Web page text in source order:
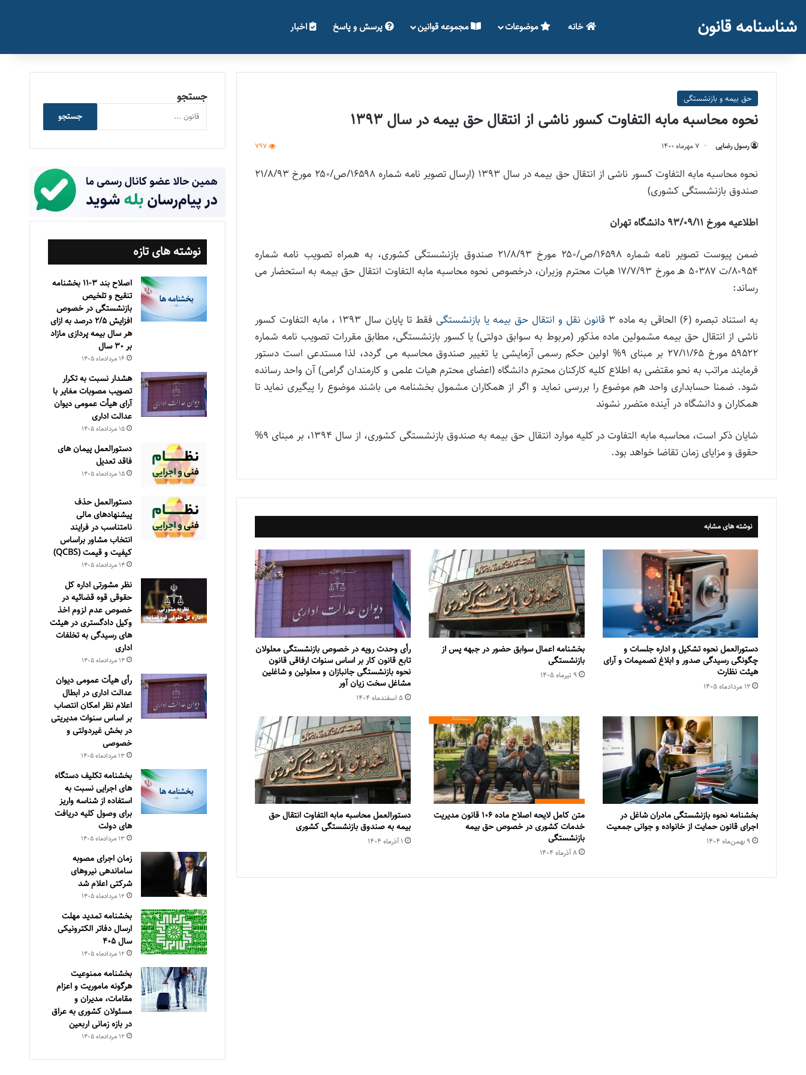
شناسنامه قانون خانه موضوعات مجموعه قوانین پرسش و پاسخ اخبار
حق بیمه و بازنشستگی
نحوه محاسبه مابه التفاوت کسور ناشی از انتقال حق بیمه در سال ۱۳۹۳
رسول رضایی ۷ مهر‌ماه ۱۴۰۰ 797
نحوه محاسبه مابه التفاوت کسور ناشی از انتقال حق بیمه در سال ۱۳۹۳ (ارسال تصویر نامه شماره ۱۶۵۹۸/ص/۲۵۰ مورخ ۲۱/۸/۹۳
صندوق بازنشستگی کشوری)
اطلاعیه مورخ ۹۳/۰۹/۱۱ دانشگاه تهران
ضمن پیوست تصویر نامه شماره ۱۶۵۹۸/ص/۲۵۰ مورخ ۲۱/۸/۹۳ صندوق بازنشستگی کشوری، به همراه تصویب نامه شماره
۸۰۹۵۴/ت ۵۰۳۸۷ هـ مورخ ۱۷/۷/۹۳ هیات محترم وزیران، درخصوص نحوه محاسبه مابه التفاوت انتقال حق بیمه به استحضار می
رساند:
به استناد تبصره (۶) الحاقی به ماده ۳ قانون نقل و انتقال حق بیمه یا بازنشستگی
فقط تا پایان سال ۱۳۹۳ ، مابه التفاوت کسور
ناشی از انتقال حق بیمه مشمولین ماده مذکور (مربوط به سوابق دولتی) یا کسور بازنشستگی، مطابق مقررات تصویب نامه شماره
۵۹۵۲۲ مورخ ۲۷/۱۱/۶۵ بر مبنای ۹% اولین حکم رسمی آزمایشی یا تغییر صندوق محاسبه می گردد، لذا مستدعی است دستور
فرمایند مراتب به نحو مقتضی به اطلاع کلیه کارکنان محترم دانشگاه (اعضای محترم هیات علمی و کارمندان گرامی) آن واحد رسانده
شود. ضمنا حسابداری واحد هم موضوع را بررسی نماید و اگر از همکاران مشمول بخشنامه می باشند موضوع را پیگیری نماید تا
همکاران و دانشگاه در آینده متضرر نشوند
شایان ذکر است، محاسبه مابه التفاوت در کلیه موارد انتقال حق بیمه به صندوق بازنشستگی کشوری، از سال ۱۳۹۴، بر مبنای ۹%
حقوق و مزایای زمان تقاضا خواهد بود.
نوشته های مشابه
دستورالعمل نحوه تشکیل و اداره جلسات و
چگونگی رسیدگی صدور و ‏ابلاغ تصمیمات و‎ ‎آرای
هیئت نظارت
۱۲ مرداد‌ماه ۱۴۰۵
بخشنامه اعمال سوابق حضور در جبهه پس از
بازنشستگی
۹ تیر‌ماه ۱۴۰۵
رأی وحدت رویه در خصوص بازنشستگی معلولان
تابع قانون کار بر اساس سنوات ارفاقی قانون
نحوه بازنشستگی جانبازان و معلولین و شاغلین
مشاغل سخت زیان آور
۵ اسفند‌ماه ۱۴۰۴
بخشنامه نحوه بازنشستگی مادران شاغل در
اجرای قانون حمایت از خانواده و جوانی جمعیت
۹ بهمن‌ماه ۱۴۰۴
متن کامل لایحه اصلاح ماده ۱۰۶ قانون مدیریت
خدمات کشوری در خصوص حق بیمه
بازنشستگی
۸ آذر‌ماه ۱۴۰۴
دستورالعمل محاسبه مابه التفاوت انتقال حق
بیمه به صندوق بازنشستگی کشوری
۱ آذر‌ماه ۱۴۰۴
جستجو
جستجو
نوشته های تازه
اصلاح بند ۳‏-۱۱ بخشنامه
تنقیح و تلخیص
بازنشستگی در خصوص
افزایش ۵‏‏‏‏‏‏‏‏‏/۲ درصد به ازای
هر سال بیمه پردازی مازاد
بر ۳۰‏ سال
۱۶ مرداد‌ماه ۱۴۰۵
هشدار نسبت به تکرار
تصویب مصوبات مغایر با
آرای هیأت عمومی دیوان
عدالت اداری
۱۵ مرداد‌ماه ۱۴۰۵
دستورالعمل پیمان های
فاقد تعدیل
۱۵ مرداد‌ماه ۱۴۰۵
دستورالعمل حذف
پيشنهادهای مالی
نامتناسب در فرايند
انتخاب مشاور براساس
كيفيت و قيمت (QCBS)
۱۴ مرداد‌ماه ۱۴۰۵
نظر مشورتی اداره کل
حقوقی قوه قضائیه در
خصوص عدم لزوم اخذ
وکیل دادگستری در هیئت
های رسیدگی به تخلفات
اداری
۱۴ مرداد‌ماه ۱۴۰۵
رأی هیأت عمومی دیوان
عدالت اداری در ابطال
اعلام نظر امکان انتصاب
بر اساس سنوات مدیریتی
در بخش غیردولتی و
خصوصی
۱۳ مرداد‌ماه ۱۴۰۵
بخشنامه تکلیف دستگاه
های اجرایی نسبت به
استفاده از شناسه واریز
برای وصول کلیه دریافت
های دولت
۱۳ مرداد‌ماه ۱۴۰۵
زمان اجرای مصوبه
ساماندهی نیروهای
شرکتی اعلام شد
۱۲ مرداد‌ماه ۱۴۰۵
بخشنامه تمدید مهلت
ارسال دفاتر الکترونیکی
سال ۴۰۵
۱۲ مرداد‌ماه ۱۴۰۵
بخشنامه ممنوعیت
هرگونه ماموریت و اعزام
مقامات، مدیران و
مسئولان کشوری به عراق
در بازه زمانی اربعین
۱۲ مرداد‌ماه ۱۴۰۵